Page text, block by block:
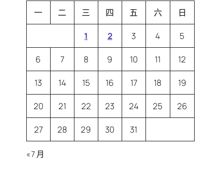
一 二 三 四 五 六 日
1 2 3 4 5
6 7 8 9 10 11 12
13 14 15 16 17 18 19
20 21 22 23 24 25 26
27 28 29 30 31
« 7 月